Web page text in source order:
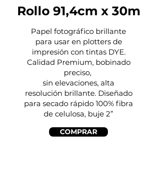
Rollo 91,4cm x 30m
Papel fotográfico brillante
para usar en plotters de
impresión con tintas DYE.
Calidad Premium, bobinado
preciso,
sin elevaciones, alta
resolución brillante. Diseñado
para secado rápido 100% fibra
de celulosa, buje 2”
COMPRAR